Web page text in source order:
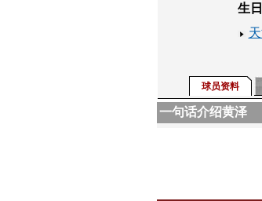
生
球员资料
一句话介绍黄泽